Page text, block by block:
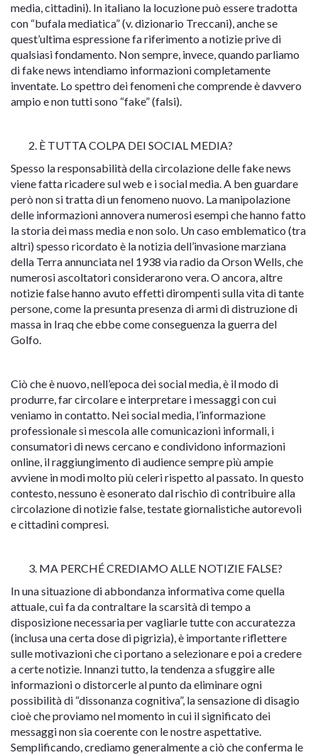
media, cittadini). In italiano la locuzione può essere tradotta
con “bufala mediatica” (v. dizionario Treccani), anche se
quest’ultima espressione fa riferimento a notizie prive di
qualsiasi fondamento. Non sempre, invece, quando parliamo
di fake news intendiamo informazioni completamente
inventate. Lo spettro dei fenomeni che comprende è davvero
ampio e non tutti sono “fake” (falsi).
È TUTTA COLPA DEI SOCIAL MEDIA?
Spesso la responsabilità della circolazione delle fake news
viene fatta ricadere sul web e i social media. A ben guardare
però non si tratta di un fenomeno nuovo. La manipolazione
delle informazioni annovera numerosi esempi che hanno fatto
la storia dei mass media e non solo. Un caso emblematico (tra
altri) spesso ricordato è la notizia dell’invasione marziana
della Terra annunciata nel 1938 via radio da Orson Wells, che
numerosi ascoltatori considerarono vera. O ancora, altre
notizie false hanno avuto effetti dirompenti sulla vita di tante
persone, come la presunta presenza di armi di distruzione di
massa in Iraq che ebbe come conseguenza la guerra del
Golfo.
Ciò che è nuovo, nell’epoca dei social media, è il modo di
produrre, far circolare e interpretare i messaggi con cui
veniamo in contatto. Nei social media, l’informazione
professionale si mescola alle comunicazioni informali, i
consumatori di news cercano e condividono informazioni
online, il raggiungimento di audience sempre più ampie
avviene in modi molto più celeri rispetto al passato. In questo
contesto, nessuno è esonerato dal rischio di contribuire alla
circolazione di notizie false, testate giornalistiche autorevoli
e cittadini compresi.
MA PERCHÉ CREDIAMO ALLE NOTIZIE FALSE?
In una situazione di abbondanza informativa come quella
attuale, cui fa da contraltare la scarsità di tempo a
disposizione necessaria per vagliarle tutte con accuratezza
(inclusa una certa dose di pigrizia), è importante riflettere
sulle motivazioni che ci portano a selezionare e poi a credere
a certe notizie. Innanzi tutto, la tendenza a sfuggire alle
informazioni o distorcerle al punto da eliminare ogni
possibilità di “dissonanza cognitiva”, la sensazione di disagio
cioè che proviamo nel momento in cui il significato dei
messaggi non sia coerente con le nostre aspettative.
Semplificando, crediamo generalmente a ciò che conferma le